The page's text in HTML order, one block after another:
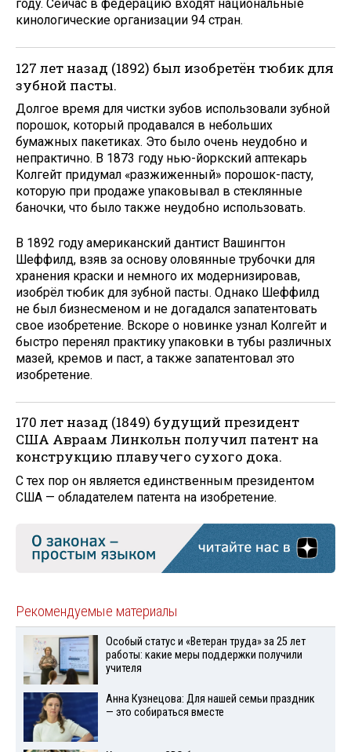
году. Сейчас в федерацию входят национальные
кинологические организации 94 стран.
127 лет назад (1892) был изобретён тюбик для
зубной пасты.
Долгое время для чистки зубов использовали зубной
порошок, который продавался в небольших
бумажных пакетиках. Это было очень неудобно и
непрактично. В 1873 году нью-йоркский аптекарь
Колгейт придумал «разжиженный» порошок-пасту,
которую при продаже упаковывал в стеклянные
баночки, что было также неудобно использовать.
В 1892 году американский дантист Вашингтон
Шеффилд, взяв за основу оловянные трубочки для
хранения краски и немного их модернизировав,
изобрёл тюбик для зубной пасты. Однако Шеффилд
не был бизнесменом и не догадался запатентовать
свое изобретение. Вскоре о новинке узнал Колгейт и
быстро перенял практику упаковки в тубы различных
мазей, кремов и паст, а также запатентовал это
изобретение.
170 лет назад (1849) будущий президент
США Авраам Линкольн получил патент на
конструкцию плавучего сухого дока.
С тех пор он является единственным президентом
США — обладателем патента на изобретение.
Рекомендуемые материалы
Особый статус и «Ветеран труда» за 25 лет
работы: какие меры поддержки получили
учителя
Анна Кузнецова: Для нашей семьи праздник
— это собираться вместе